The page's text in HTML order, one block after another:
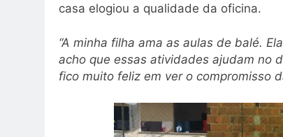
casa elogiou a qualidade da oficina.
“A minha filha ama as aulas de balé.
acho que essas atividades ajudam no
fico muito feliz em ver o compromisso